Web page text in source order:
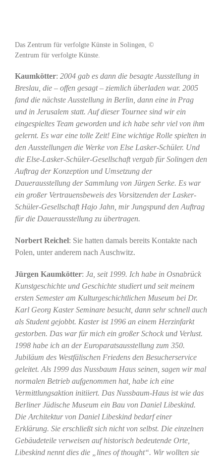
Das Zentrum für verfolgte Künste in Solingen, ©
Zentrum für verfolgte Künste.
Kaumkötter: 2004 gab es dann die besagte Ausstellung in
Breslau, die – offen gesagt – ziemlich überladen war. 2005
fand die nächste Ausstellung in Berlin, dann eine in Prag
und in Jerusalem statt. Auf dieser Tournee sind wir ein
eingespieltes Team geworden und ich habe sehr viel von ihm
gelernt. Es war eine tolle Zeit! Eine wichtige Rolle spielten in
den Ausstellungen die Werke von Else Lasker-Schüler. Und
die Else-Lasker-Schüler-Gesellschaft vergab für Solingen den
Auftrag der Konzeption und Umsetzung der
Dauerausstellung der Sammlung von Jürgen Serke. Es war
ein großer Vertrauensbeweis des Vorsitzenden der Lasker-
Schüler-Gesellschaft Hajo Jahn, mir Jungspund den Auftrag
für die Dauerausstellung zu übertragen.
Norbert Reichel: Sie hatten damals bereits Kontakte nach
Polen, unter anderem nach Auschwitz.
Jürgen Kaumkötter: Ja, seit 1999. Ich habe in Osnabrück
Kunstgeschichte und Geschichte studiert und seit meinem
ersten Semester am Kulturgeschichtlichen Museum bei Dr.
Karl Georg Kaster Seminare besucht, dann sehr schnell auch
als Student gejobbt. Kaster ist 1996 an einem Herzinfarkt
gestorben. Das war für mich ein großer Schock und Verlust.
1998 habe ich an der Europaratsausstellung zum 350.
Jubiläum des Westfälischen Friedens den Besucherservice
geleitet. Als 1999 das Nussbaum Haus seinen, sagen wir mal
normalen Betrieb aufgenommen hat, habe ich eine
Vermittlungsaktion initiiert. Das Nussbaum-Haus ist wie das
Berliner Jüdische Museum ein Bau von Daniel Libeskind.
Die Architektur von Daniel Libeskind bedarf einer
Erklärung. Sie erschließt sich nicht von selbst. Die einzelnen
Gebäudeteile verweisen auf historisch bedeutende Orte,
Libeskind nennt dies die „lines of thought“. Wir wollten sie